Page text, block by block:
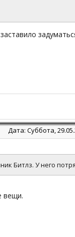
Дата: Суббота,
Битлз. У него
вещи.